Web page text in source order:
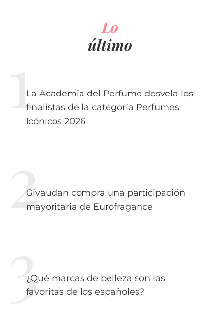
Lo
último
La Academia del Perfume desvela los
finalistas de la categoría Perfumes
Icónicos 2026
Givaudan compra una participación
mayoritaria de Eurofragance
¿Qué marcas de belleza son las
favoritas de los españoles?